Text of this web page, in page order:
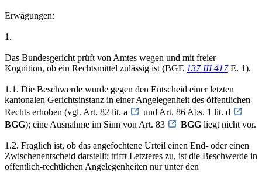
Erwägungen:
1.
Das Bundesgericht prüft von Amtes wegen und mit freier
Kognition, ob ein Rechtsmittel zulässig ist (BGE 137 III 417E. 1).
1.1. Die Beschwerde wurde gegen den Entscheid einer letzten
kantonalen Gerichtsinstanz in einer Angelegenheit des öffentlichen
Rechts erhoben (vgl. Art. 82 lit. a
und Art. 86 Abs. 1 lit. d
BGG); eine Ausnahme im Sinn von Art. 83 BGG liegt nicht vor.
1.2. Fraglich ist, ob das angefochtene Urteil einen End- oder einen
Zwischenentscheid darstellt; trifft Letzteres zu, ist die Beschwerde in
öffentlich-rechtlichen Angelegenheiten nur unter den